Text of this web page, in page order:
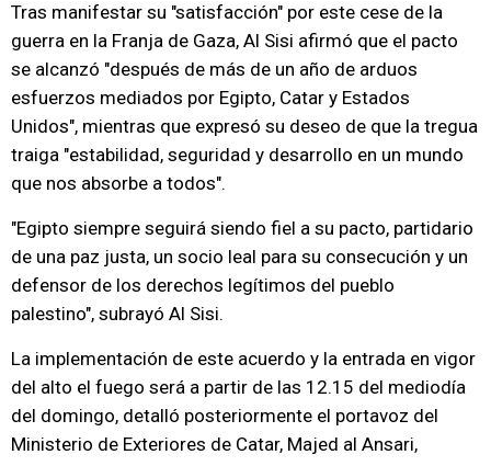
Tras manifestar su "satisfacción" por este cese de la
guerra en la Franja de Gaza, Al Sisi afirmó que el pacto
se alcanzó "después de más de un año de arduos
esfuerzos mediados por Egipto, Catar y Estados
Unidos", mientras que expresó su deseo de que la tregua
traiga "estabilidad, seguridad y desarrollo en un mundo
que nos absorbe a todos".
"Egipto siempre seguirá siendo fiel a su pacto, partidario
de una paz justa, un socio leal para su consecución y un
defensor de los derechos legítimos del pueblo
palestino", subrayó Al Sisi.
La implementación de este acuerdo y la entrada en vigor
del alto el fuego será a partir de las 12.15 del mediodía
del domingo, detalló posteriormente el portavoz del
Ministerio de Exteriores de Catar, Majed al Ansari,